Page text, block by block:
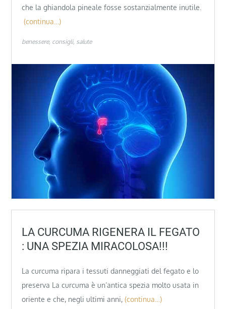
che la ghiandola pineale fosse sostanzialmente inutile.
(continua…)
benessere consigli salute
LA CURCUMA RIGENERA IL FEGATO
: UNA SPEZIA MIRACOLOSA!!!
La curcuma ripara i tessuti danneggiati del fegato e lo
preserva La curcuma è un’antica spezia molto usata in
oriente e che, negli ultimi anni, (continua…)